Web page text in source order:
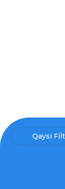
Qaysi